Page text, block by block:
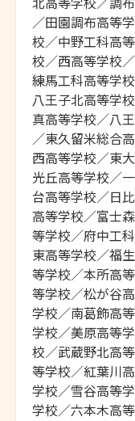
／田園調布高等
校／中野工科高
校／西高等学校
練馬工科高等学
八王子北高等学
真高等学校／八
／東久留米総合
西高等学校／東
光丘高等学校／
台高等学校／日
高等学校／富士
等学校／府中工
東高等学校／福
等学校／本所高
等学校／松が谷
学校／南葛飾高
学校／美原高等
校／武蔵野北高
等学校／紅葉川
学校／雪谷高等
学校／六本木高